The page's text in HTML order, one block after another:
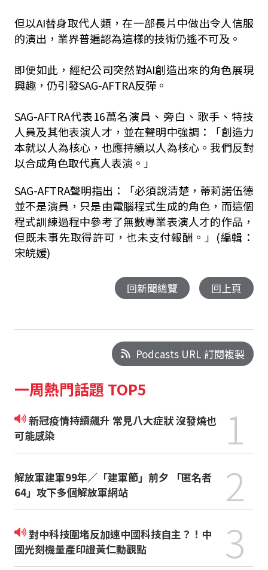
但以AI替身取代人類，在一部長片中做出令人信服
的演出，業界普遍認為這樣的技術仍遙不可及。
即便如此，經紀公司突然對AI創造出來的角色展現
興趣，仍引發SAG-AFTRA反彈。
SAG-AFTRA代表16萬名演員、旁白、歌手、特技
人員及其他表演人才，並在聲明中強調：「創造力
本就以人為核心，也應持續以人為核心。我們反對
以合成角色取代真人表演。」
SAG-AFTRA聲明指出：「必須說清楚，蒂莉諾伍德
並不是演員，只是由電腦程式生成的角色，而這個
程式訓練過程中參考了無數專業表演人才的作品，
但既未事先取得許可，也未支付報酬。」 (編輯：
宋皖媛)
回新聞總覽 回上頁
Podcasts URL 訂閱複製
一周熱門話題 TOP5
新冠疫情持續飆升 常見八大症狀 沒發燒也
可能感染
1
解放軍建軍99年／「建軍節」前夕 「匿名者
64」攻下多個解放軍網站
2
對中科技圍堵反加速中國科技自主？！中
國光刻機量產印證黃仁勳觀點
3